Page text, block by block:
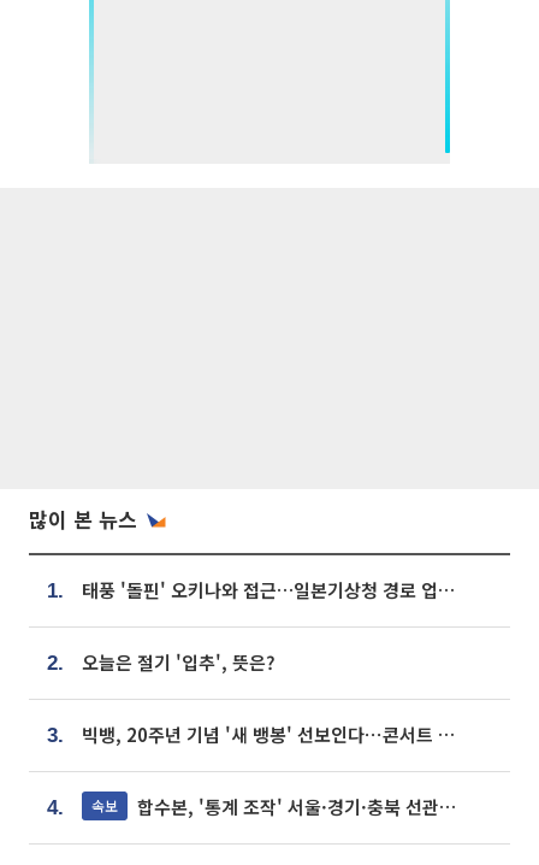
많이 본 뉴스
1. 태풍 '돌핀' 오키나와 접근…일본기상청 경로 업데이트
2. 오늘은 절기 '입추', 뜻은?
3. 빅뱅, 20주년 기념 '새 뱅봉' 선보인다⋯콘서트 앞두고 팝업 개최
4. 속보 합수본, '통계 조작' 서울·경기·충북 선관위 등 추가 압수수색